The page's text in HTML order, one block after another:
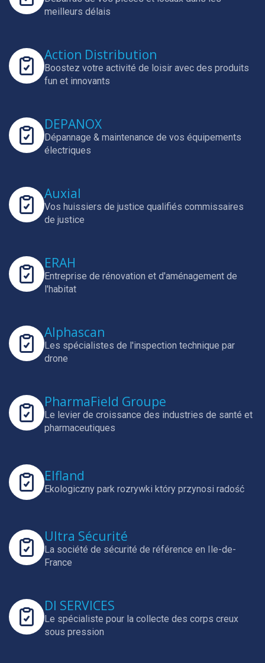
meilleurs délais
Action Distribution
Boostez votre activité de loisir avec des produits
fun et innovants
DEPANOX
Dépannage & maintenance de vos équipements
électriques
Auxial
Vos huissiers de justice qualifiés commissaires
de justice
ERAH
Entreprise de rénovation et d'aménagement de
l'habitat
Alphascan
Les spécialistes de l'inspection technique par
drone
PharmaField Groupe
Le levier de croissance des industries de santé et
pharmaceutiques
Elfland
Ekologiczny park rozrywki który przynosi radość
Ultra Sécurité
La société de sécurité de référence en Ile-de-
France
DI SERVICES
Le spécialiste pour la collecte des corps creux
sous pression